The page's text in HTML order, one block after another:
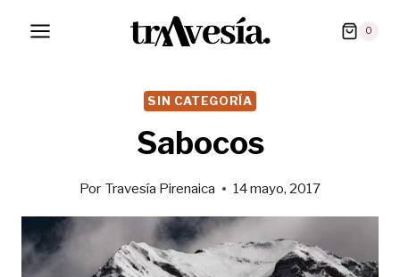
0
SIN CATEGORÍA
Sabocos
Por Travesía Pirenaica 14 mayo, 2017